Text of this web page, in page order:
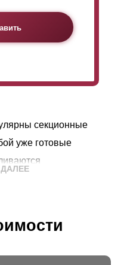
секционные
уже готовые
опор и крепления.